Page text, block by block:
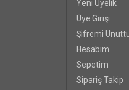
Yeni Üyelik
Üye Girişi
Şifremi
Hesabım
Sepetim
Sipariş Takip